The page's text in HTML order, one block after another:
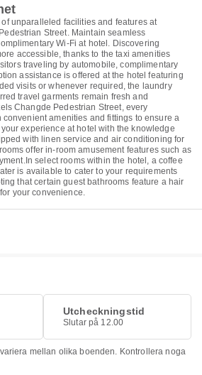
unparalleled facilities and features at
Street. Maintain seamless
Wi-Fi at hotel. Discovering
accessible, thanks to the taxi amenities
traveling by automobile, complimentary
assistance is offered at the hotel featuring
visits or whenever required, the laundry
travel garments remain fresh and
Changde Pedestrian Street, every
amenities and fittings to ensure a
experience at hotel with the knowledge
with linen service and air conditioning for
offer in-room amusement features such as
select rooms within the hotel, a coffee
is available to cater to your requirements
that certain guest bathrooms feature a hair
your convenience.
Utcheckningstid
Slutar på 12.00
mellan olika boenden. Kontrollera noga